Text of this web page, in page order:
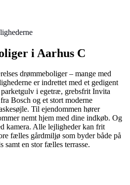
i Aarhus C
drømmeboliger – mange med
er indrettet med et gedigent
i egetræ, grebsfrit Invita
Bosch og et stort moderne
Til ejendommen hører
nemt hjem med dine indkøb. Og
kamera. Alle lejligheder kan frit
fælles gårdmiljø som byder både på
samt en stor fælles terrasse.